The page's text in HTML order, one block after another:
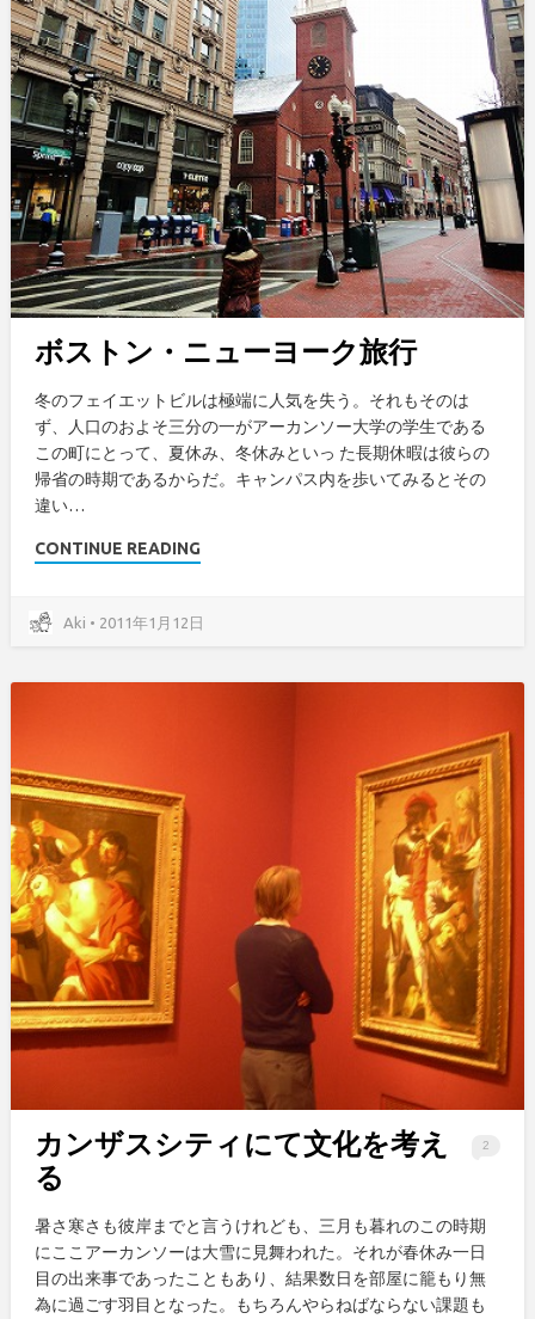
ボストン・ニューヨーク旅行
冬のフェイエットビルは極端に人気を失う。それもそのは
ず、人口のおよそ三分の一がアーカンソー大学の学生である
この町にとって、夏休み、冬休みといっ た長期休暇は彼らの
帰省の時期であるからだ。キャンパス内を歩いてみるとその
違い…
CONTINUE READING
Aki • 2011年1月12日
2
カンザスシティにて文化を考え
る
暑さ寒さも彼岸までと言うけれども、三月も暮れのこの時期
にここアーカンソーは大雪に見舞われた。それが春休み一日
目の出来事であったこともあり、結果数日を部屋に籠もり無
為に過ごす羽目となった。もちろんやらねばならない課題も